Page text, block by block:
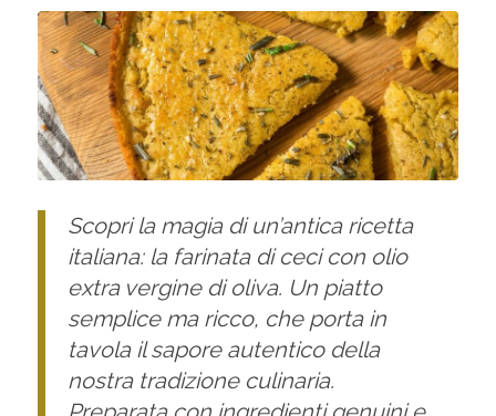
Scopri la magia di un’antica ricetta
italiana: la farinata di ceci con olio
extra vergine di oliva. Un piatto
semplice ma ricco, che porta in
tavola il sapore autentico della
nostra tradizione culinaria.